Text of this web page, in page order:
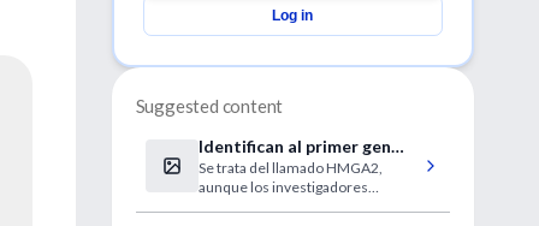
Log in
Suggested content
Identifican al primer gen
que influye directamente en
la estatura
Se trata del llamado HMGA2,
aunque los investigadores